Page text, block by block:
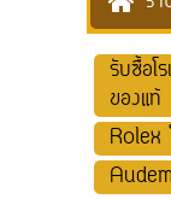
รับซื้อโ
ของแท้
Rolex